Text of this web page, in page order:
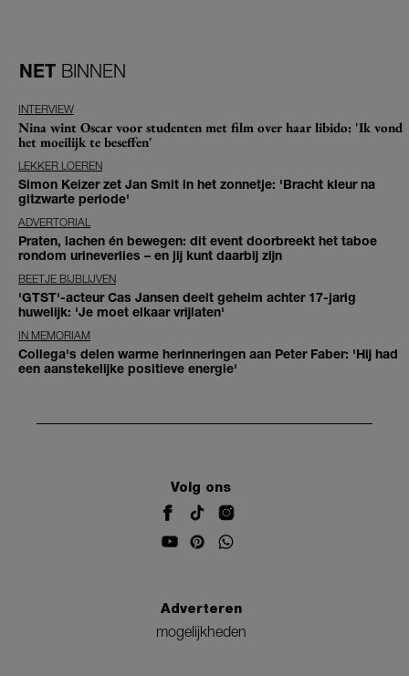
NET BINNEN
INTERVIEW
Nina wint Oscar voor studenten met film over haar libido: 'Ik vond
het moeilijk te beseffen'
LEKKER LOEREN
Simon Keizer zet Jan Smit in het zonnetje: 'Bracht kleur na
gitzwarte periode'
ADVERTORIAL
Praten, lachen én bewegen: dit event doorbreekt het taboe
rondom urineverlies – en jij kunt daarbij zijn
BEETJE BIJBLIJVEN
'GTST'-acteur Cas Jansen deelt geheim achter 17-jarig
huwelijk: 'Je moet elkaar vrijlaten'
IN MEMORIAM
Collega's delen warme herinneringen aan Peter Faber: 'Hij had
een aanstekelijke positieve energie'
Volg ons
Adverteren
mogelijkheden